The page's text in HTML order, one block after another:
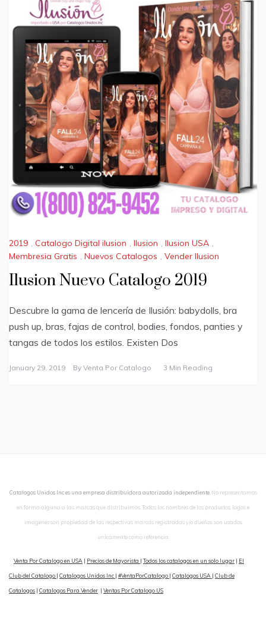
2019 , Catalogo Digital ilusion , Ilusion , Ilusion USA ,
Membresia Gratis , Nuevos Catalogos , Vender Ilusion
Ilusion Nuevo Catalogo 2019
Descubre la gama de lencería de Ilusión: babydolls, bra
push up, bras, fajas de control, bodies, fondos, panties y
tangas de todos los estilos. Existen Dos
January 29, 2019 By Venta Por Catalogo 3 Min Reading
Catalogos Unidos Inc es una empresa distribuidora autorizada independiente. No representamos
en forma alguna a las marcas que distribuimos. Todos los nombres de los productos, logos e
imagenes son propiedad de las respectivas marcas registradas y/o dueños son usados
unicamente como referencia.
Venta Por Catalogo en USA | Precios de Mayorista | Todos los catalogos en un solo lugar | El
Club del Catalogo | Catalogos Unidos Inc | #VentaPorCatalogo | Catalogos USA | Club de
Catalogos | Catalogos Para Vender | Ventas Por Catalogo US